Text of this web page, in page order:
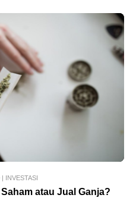
| INVESTASI
atau Jual Ganja?